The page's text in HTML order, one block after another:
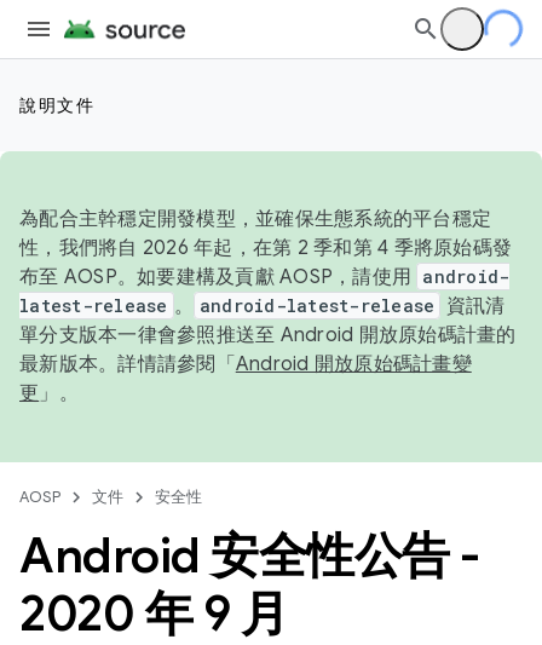
說明文件
為配合主幹穩定開發模型，並確保生態系統的平台穩定
性，我們將自 2026 年起，在第 2 季和第 4 季將原始碼發
布至 AOSP。如要建構及貢獻 AOSP，請使用 android-
latest-release 。 android-latest-release
資訊清
單分支版本一律會參照推送至 Android 開放原始碼計畫的
最新版本。詳情請參閱「 Android 開放原始碼計畫變
更 」。
AOSP 文件 安全性
Android 安全性公告 -
2020 年 9 月